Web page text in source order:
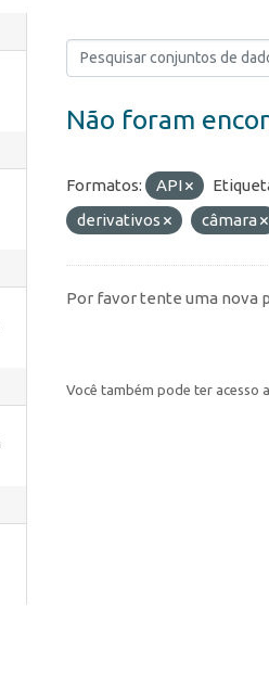
Não foram
Formatos: API
derivativos
câmara
Por favor tente uma nova
Você também pode ter acesso